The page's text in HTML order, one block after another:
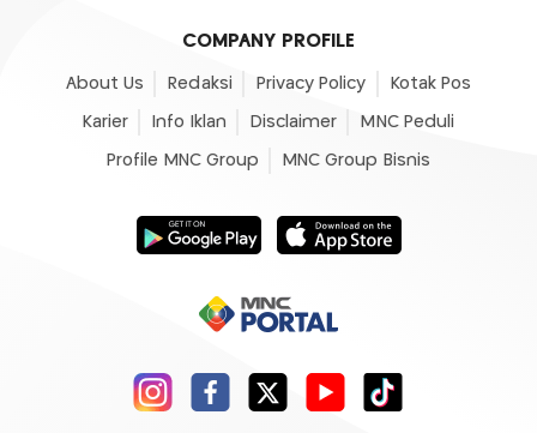
COMPANY PROFILE
About Us Redaksi Privacy Policy Kotak Pos
Karier Info Iklan Disclaimer MNC Peduli
Profile MNC Group MNC Group Bisnis